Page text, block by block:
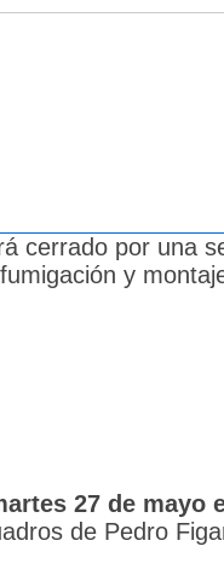
cerrado por una
y
27 de mayo
de Pedro